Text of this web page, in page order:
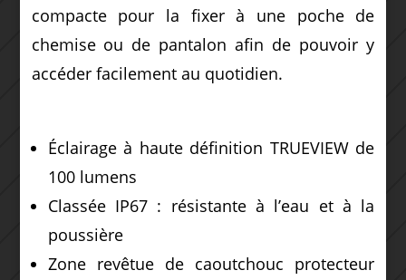
compacte pour la fixer à une poche de
chemise ou de pantalon afin de pouvoir y
accéder facilement au quotidien.
Éclairage à haute définition TRUEVIEW de
100 lumens
Classée IP67 : résistante à l’eau et à la
poussière
Zone revêtue de caoutchouc protecteur